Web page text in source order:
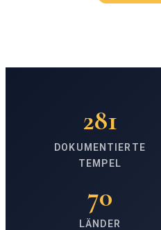
281
DOKUMENTIERTE
TEMPEL
70
LÄNDER